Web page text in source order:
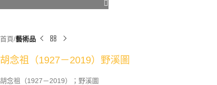
首頁 藝術品
胡念祖（1927－2019）野溪圖
胡念祖（1927－2019）；野溪圖